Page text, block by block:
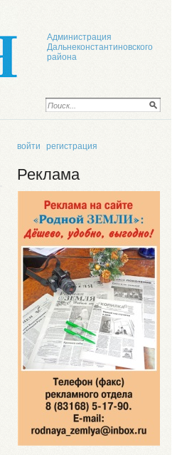
Администрация
Дальнеконстантиновского
района
войти регистрация
Реклама